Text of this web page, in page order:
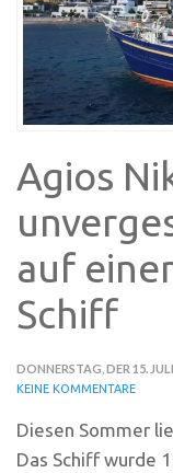
Agios
auf
Schiff
DONNERSTAG, DER 15.
KEINE KOMMENTARE
Diesen Sommer
Das Schiff wurde